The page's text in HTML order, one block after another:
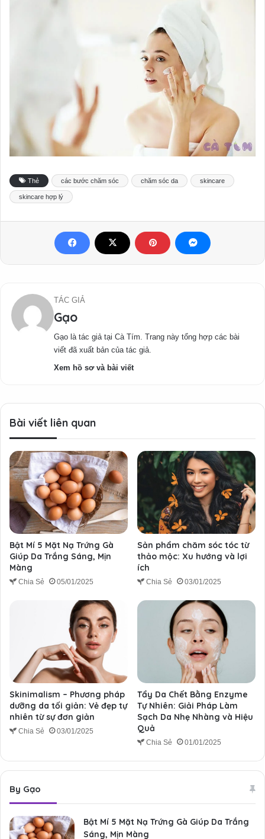
Thẻ các bước chăm sóc chăm sóc da skincare
skincare hợp lý
TÁC GIẢ
Gạo
Gạo là tác giả tại Cà Tím. Trang này tổng hợp các bài
viết đã xuất bản của tác giả.
Xem hồ sơ và bài viết
Bài viết liên quan
Bật Mí 5 Mặt Nạ Trứng Gà
Giúp Da Trắng Sáng, Mịn
Màng
Chia Sẻ 05/01/2025
Sản phẩm chăm sóc tóc từ
thảo mộc: Xu hướng và lợi
ích
Chia Sẻ 03/01/2025
Skinimalism – Phương pháp
dưỡng da tối giản: Vẻ đẹp tự
nhiên từ sự đơn giản
Chia Sẻ 03/01/2025
Tẩy Da Chết Bằng Enzyme
Tự Nhiên: Giải Pháp Làm
Sạch Da Nhẹ Nhàng và Hiệu
Quả
Chia Sẻ 01/01/2025
By Gạo
Bật Mí 5 Mặt Nạ Trứng Gà Giúp Da Trắng
Sáng, Mịn Màng